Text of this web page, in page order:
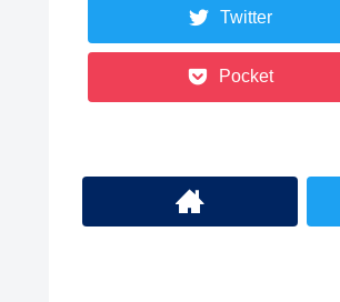
Twitter
Pocket